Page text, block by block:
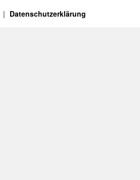
Datenschutzerklärung